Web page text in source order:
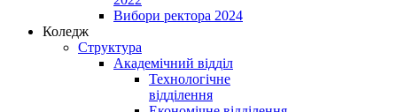
Вибори ректора 2024
Коледж
Структура
Академічний відділ
Технологічне
відділення